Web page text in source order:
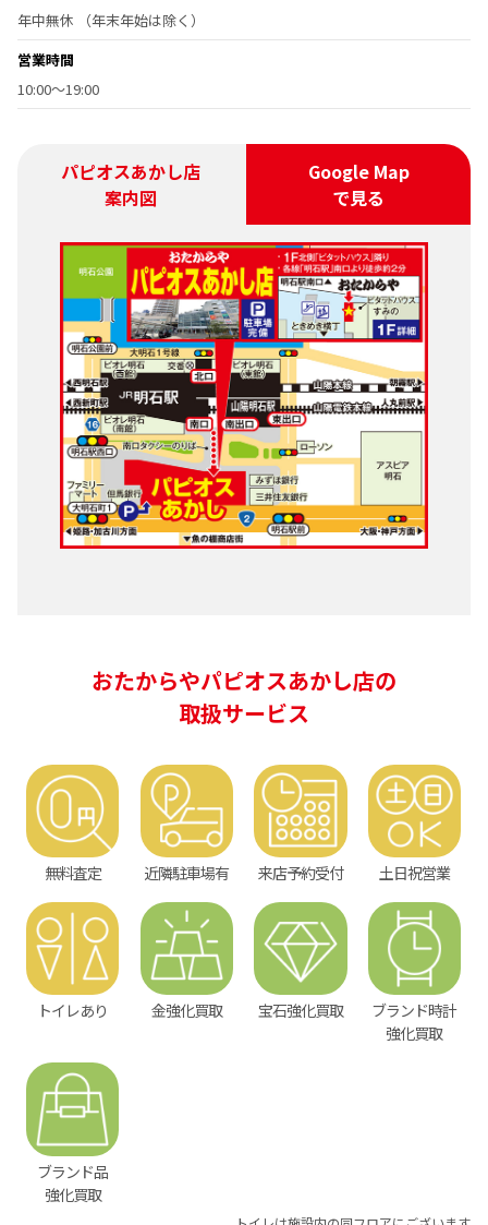
年中無休 （年末年始は除く）
営業時間
10:00～19:00
パピオスあかし店
案内図
Google Map
で見る
おたからやパピオスあかし店の
取扱サービス
無料査定 近隣駐車場有 来店予約受付 土日祝営業
トイレあり 金強化買取 宝石強化買取
ブランド時計
強化買取
ブランド品
強化買取